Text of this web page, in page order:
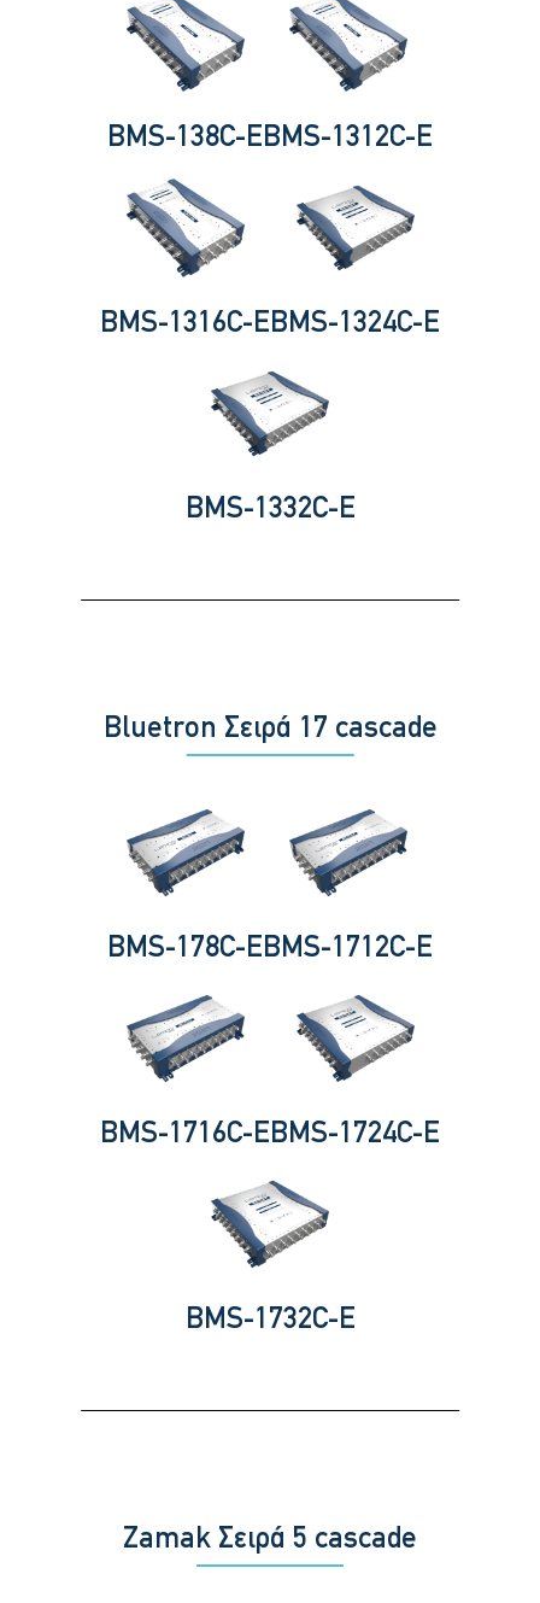
BMS-138C-E BMS-1312C-E
BMS-1316C-E BMS-1324C-E
BMS-1332C-E
Bluetron Σειρά 17 cascade
BMS-178C-E BMS-1712C-E
BMS-1716C-E BMS-1724C-E
BMS-1732C-E
Zamak Σειρά 5 cascade